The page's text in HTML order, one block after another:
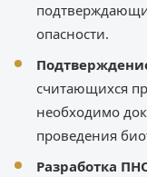
опасности.
считающихся
необходимо
проведения
Разработка